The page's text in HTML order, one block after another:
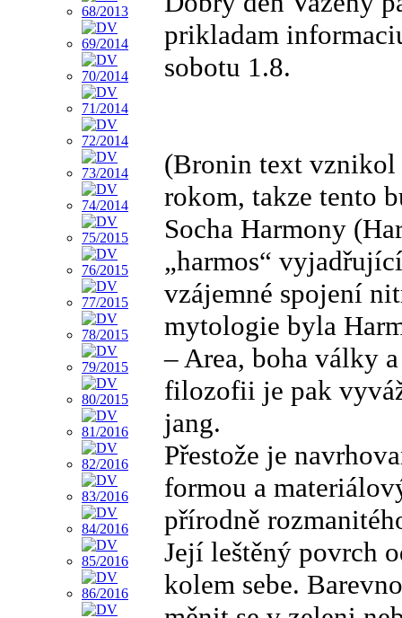
prikladam
sobotu 1.8.
(Bronin text vznikol
rokom, takze tento
Socha Harmony
„harmos“
vzájemné spojení
mytologie byla
– Area, boha války
filozofii je pak
jang.
Přestože je
formou a
přírodně
Její leštěný povrch
kolem sebe.